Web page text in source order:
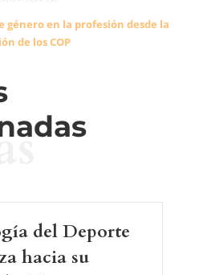
género en la profesión desde la
de los COP
del Deporte
hacia su